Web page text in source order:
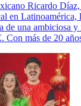
Ricardo Díaz,
en Latinoamérica,
de una ambiciosa
más de 20